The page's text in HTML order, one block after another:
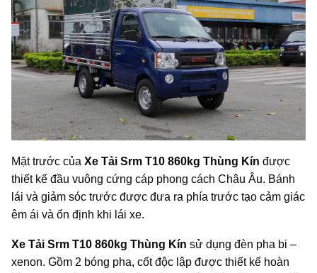
Mặt trước của Xe Tải Srm T10 860kg Thùng Kín được
thiết kế đầu vuông cứng cáp phong cách Châu Âu. Bánh
lái và giảm sóc trước được đưa ra phía trước tạo cảm giác
êm ái và ổn định khi lái xe.
Xe Tải Srm T10 860kg Thùng Kín sử dụng đèn pha bi –
xenon. Gồm 2 bóng pha, cốt độc lập được thiết kế hoàn